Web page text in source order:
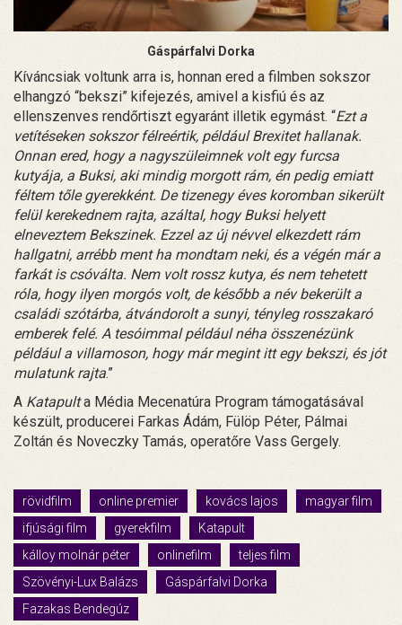
Gáspárfalvi Dorka
Kíváncsiak voltunk arra is, honnan ered a filmben sokszor
elhangzó “bekszi” kifejezés, amivel a kisfiú és az
ellenszenves rendőrtiszt egyaránt illetik egymást. “Ezt a
vetítéseken sokszor félreértik, például Brexitet hallanak.
Onnan ered, hogy a nagyszüleimnek volt egy furcsa
kutyája, a Buksi, aki mindig morgott rám, én pedig emiatt
féltem tőle gyerekként. De tizenegy éves koromban sikerült
felül kerekednem rajta, azáltal, hogy Buksi helyett
elneveztem Bekszinek. Ezzel az új névvel elkezdett rám
hallgatni, arrébb ment ha mondtam neki, és a végén már a
farkát is csóválta. Nem volt rossz kutya, és nem tehetett
róla, hogy ilyen morgós volt, de később a név bekerült a
családi szótárba, átvándorolt a sunyi, tényleg rosszakaró
emberek felé. A tesóimmal például néha összenézünk
például a villamoson, hogy már megint itt egy bekszi, és jót
mulatunk rajta.”
A Katapulta Média Mecenatúra Program támogatásával
készült, producerei Farkas Ádám, Fülöp Péter, Pálmai
Zoltán és Noveczky Tamás, operatőre Vass Gergely.
rövidfilm online premier kovács lajos
magyar film
ifjúsági film
gyerekfilm
Katapult
kálloy molnár péter
onlinefilm
teljes film
Szövényi-Lux Balázs
Gáspárfalvi Dorka
Fazakas Bendegúz